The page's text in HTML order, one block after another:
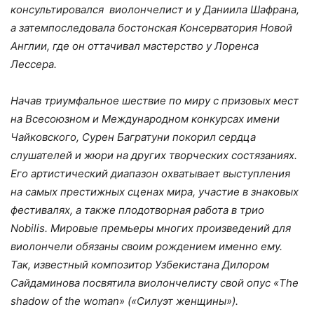
консультировался виолончелист и у Даниила Шафрана,
а затемпоследовала бостонская Консерватория Новой
Англии, где он оттачивал мастерство у Лоренса
Лессера.
Начав триумфальное шествие по миру с призовых мест
на Всесоюзном и Международном конкурсах имени
Чайковского, Сурен Багратуни покорил сердца
слушателей и жюри на других творческих состязаниях.
Его артистический диапазон охватывает выступления
на самых престижных сценах мира, участие в знаковых
фестивалях, а также плодотворная работа в трио
Nobilis. Мировые премьеры многих произведений для
виолончели обязаны своим рождением именно ему.
Так, известный композитор Узбекистана Дилором
Сайдаминова посвятила виолончелисту свой опус «The
shadow of the woman» («Силуэт женщины»).